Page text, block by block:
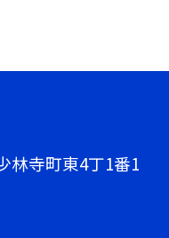
林寺町東4丁1番1